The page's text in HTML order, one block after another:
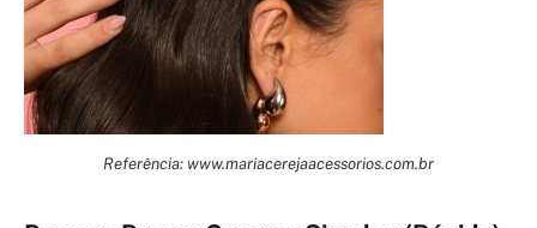
Referência: www.mariacerejaacessorios.com.br